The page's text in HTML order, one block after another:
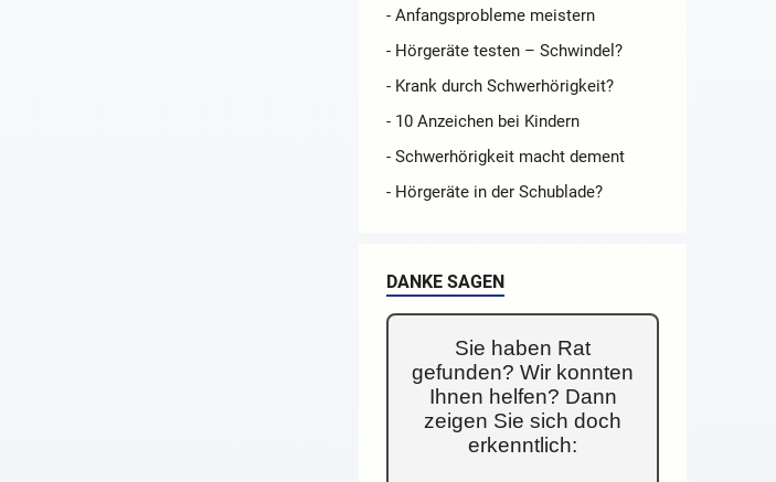
- Anfangsprobleme meistern
- Hörgeräte testen – Schwindel?
- Krank durch Schwerhörigkeit?
- 10 Anzeichen bei Kindern
- Schwerhörigkeit macht dement
- Hörgeräte in der Schublade?
DANKE SAGEN
Sie haben Rat
gefunden? Wir konnten
Ihnen helfen? Dann
zeigen Sie sich doch
erkenntlich: